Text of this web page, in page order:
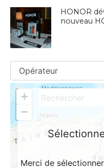
HONOR
nouveau